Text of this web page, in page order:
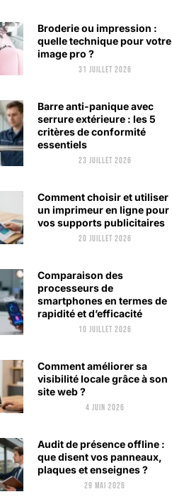
Broderie ou impression :
quelle technique pour votre
image pro ?
31 juillet 2026
Barre anti-panique avec
serrure extérieure : les 5
critères de conformité
essentiels
23 juillet 2026
Comment choisir et utiliser
un imprimeur en ligne pour
vos supports publicitaires
20 juillet 2026
Comparaison des
processeurs de
smartphones en termes de
rapidité et d’efficacité
10 juillet 2026
Comment améliorer sa
visibilité locale grâce à son
site web ?
4 juin 2026
Audit de présence offline :
que disent vos panneaux,
plaques et enseignes ?
29 mai 2026